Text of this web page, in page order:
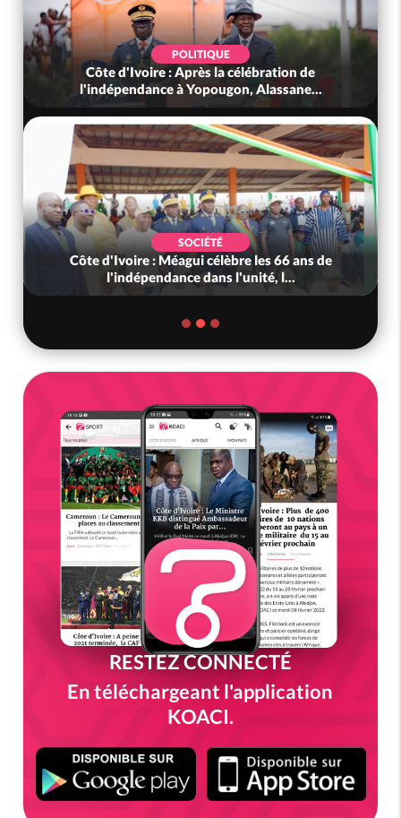
POLITIQUE
Côte d'Ivoire : Après la célébration de
l'indépendance à Yopougon, Alassane...
SOCIÉTÉ
Côte d'Ivoire : Méagui célèbre les 66 ans de
l'indépendance dans l'unité, l...
RESTEZ CONNECTÉ
En téléchargeant l'application
KOACI.